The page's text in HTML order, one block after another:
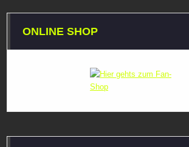
ONLINE SHOP